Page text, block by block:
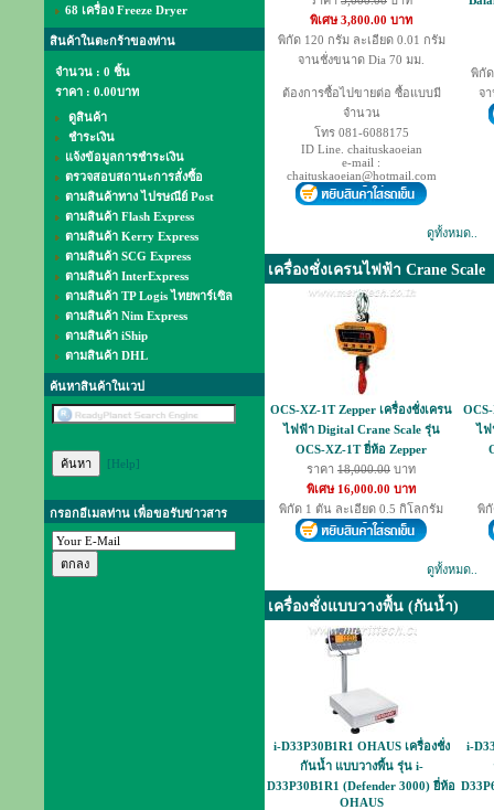
68 เครื่อง Freeze Dryer
สินค้าในตะกร้าของท่าน
จำนวน : 0 ชิ้น
ราคา : 0.00บาท
ดูสินค้า
ชำระเงิน
แจ้งข้อมูลการชำระเงิน
ตรวจสอบสถานะการสั่งซื้อ
ตามสินค้าทาง ไปรษณีย์ Post
ตามสินค้า Flash Express
ตามสินค้า Kerry Express
ตามสินค้า SCG Express
ตามสินค้า InterExpress
ตามสินค้า TP Logis ไทยพาร์เซิล
ตามสินค้า Nim Express
ตามสินค้า iShip
ตามสินค้า DHL
ค้นหาสินค้าในเวป
[Help]
กรอกอีเมลท่าน เพื่อขอรับข่าวสาร
พิเศษ 3,800.00 บาท
พิกัด 120 กรัม ละเอียด 0.01 กรัม
จานชั่งขนาด Dia 70 มม.
ต้องการซื้อไปขายต่อ ซื้อแบบมี
จำนวน
โทร 081-6088175
ID Line. chaituskaoeian
e-mail :
chaituskaoeian@hotmail.com
พิกัด
จ
ดูทั้งหมด..
เครื่องชั่งเครนไฟฟ้า Crane Scale
OCS-XZ-1T Zepper เครื่องชั่งเครน
ไฟฟ้า Digital Crane Scale รุ่น
OCS-XZ-1T ยี่ห้อ Zepper
ราคา 18,000.00 บาท
พิเศษ 16,000.00 บาท
พิกัด 1 ตัน ละเอียด 0.5 กิโลกรัม
ไฟ
พิกั
ดูทั้งหมด..
เครื่องชั่งแบบวางพื้น (กันน้ำ)
i-D33P30B1R1 OHAUS เครื่องชั่ง
กันน้ำ แบบวางพื้น รุ่น i-
D33P30B1R1 (Defender 3000) ยี่ห้อ
OHAUS
i-